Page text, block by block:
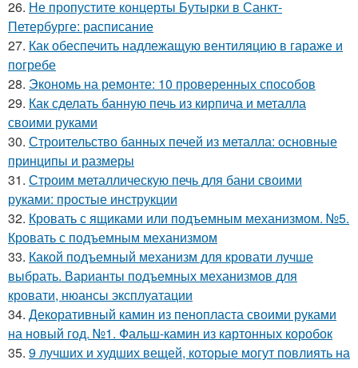
26. Не пропустите концерты Бутырки в Санкт-
Петербурге: расписание
27. Как обеспечить надлежащую вентиляцию в гараже и
погребе
28. Экономь на ремонте: 10 проверенных способов
29. Как сделать банную печь из кирпича и металла
своими руками
30. Строительство банных печей из металла: основные
принципы и размеры
31. Строим металлическую печь для бани своими
руками: простые инструкции
32. Кровать с ящиками или подъемным механизмом. №5.
Кровать с подъемным механизмом
33. Какой подъемный механизм для кровати лучше
выбрать. Варианты подъемных механизмов для
кровати, нюансы эксплуатации
34. Декоративный камин из пенопласта своими руками
на новый год. №1. Фальш-камин из картонных коробок
35. 9 лучших и худших вещей, которые могут повлиять на